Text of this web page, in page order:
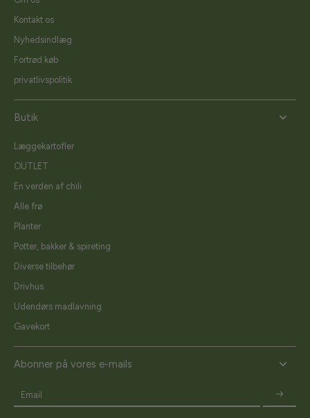
Kontakt os
Nyhedsindlæg
Fortrød køb
privatlivspolitik
Butik
Læggekartofler
OUTLET
En verden af chili
Alle frø
Planter
Potter, bakker & spireting
Diverse tilbehør
Drivhus
Udendørs madlavning
Gavekort
Abonner på vores e-mails
Email